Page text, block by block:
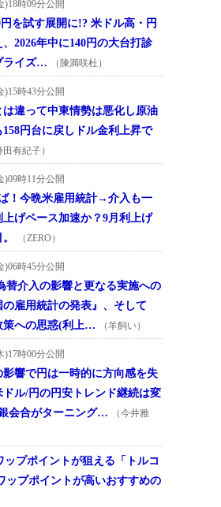
)18時09分公開
を試す展開に!? 米ドル高・円
2026年中に140円の大台打診
ライズ…
（陳満咲杜）
)15時43分公開
は違って中東情勢は悪化し原油
158円台に戻しドル金利上昇で
田有紀子）
)09時11分公開
！今晩米雇用統計→介入も一
げペース加速か？9月利上げ
（ZERO）
)06時45分公開
替介入の影響と更なる実施への
雇用統計の発表』、そして
策への思惑(利上…
（羊飼い）
)17時00分公開
影響で円は一時的に方向感を失
ドル/円の円安トレンド継続は変
会合がターニング…
（今井雅
ップポイントが狙える「トルコ
ップポイントが高いおすすめの